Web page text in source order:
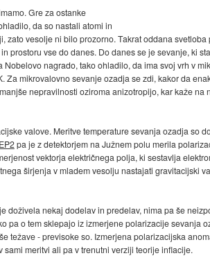
Gre za ostanke
da so nastali atomi in
zato vesolje ni bilo prozorno. Takrat oddana svetloba
prostoru vse do danes. Do danes se je sevanje, ki
nagrado, tako ohladilo, da ima svoj vrh v
Za mikrovalovno sevanje ozadja se zdi, kakor da
nepravilnosti oziroma anizotropijo, kar kaže na
valove. Meritve temperature sevanja ozadja so
pa je z detektorjem na Južnem polu merila
vektorja električnega polja, ki sestavlja
širjenja v mladem vesolju nastajati gravitacijski
doživela nekaj dodelav in predelav, nima pa še
pa o tem sklepajo iz izmerjene polarizacije sevanja
težave - previsoke so. Izmerjena polarizacijska
meritvi ali pa v trenutni verziji teorije inflacije.